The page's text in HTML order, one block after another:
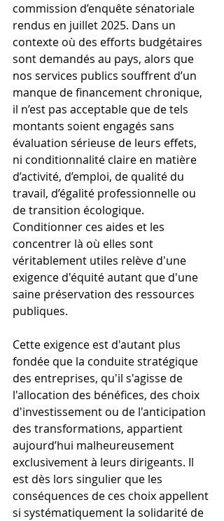
commission d’enquête sénatoriale
rendus en juillet 2025. Dans un
contexte où des efforts budgétaires
sont demandés au pays, alors que
nos services publics souffrent d’un
manque de financement chronique,
il n’est pas acceptable que de tels
montants soient engagés sans
évaluation sérieuse de leurs effets,
ni conditionnalité claire en matière
d’activité, d’emploi, de qualité du
travail, d’égalité professionnelle ou
de transition écologique.
Conditionner ces aides et les
concentrer là où elles sont
véritablement utiles relève d'une
exigence d'équité autant que d'une
saine préservation des ressources
publiques.
Cette exigence est d'autant plus
fondée que la conduite stratégique
des entreprises, qu'il s'agisse de
l'allocation des bénéfices, des choix
d'investissement ou de l'anticipation
des transformations, appartient
aujourd’hui malheureusement
exclusivement à leurs dirigeants. Il
est dès lors singulier que les
conséquences de ces choix appellent
si systématiquement la solidarité de